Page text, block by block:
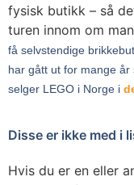
fysisk butikk – så
turen innom om
få selvstendige
har gått ut for mange år
selger LEGO i Norge i
Disse er ikke med i
Hvis du er en eller